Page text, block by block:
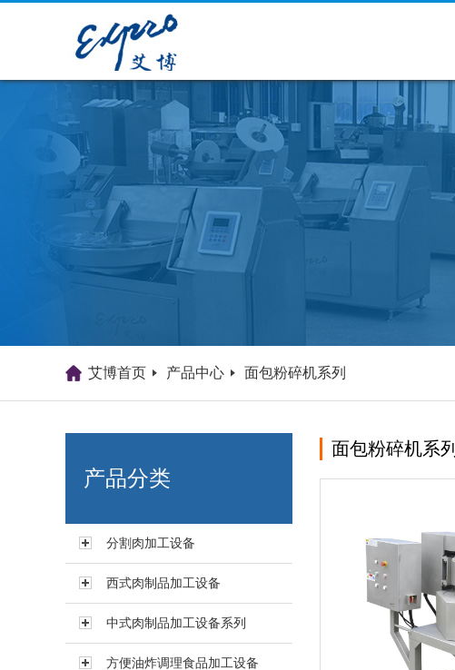
艾博肉类科技（浙江）有限
艾博首页 产品中心 面包粉碎机系列
产品分类
分割肉加工设备
西式肉制品加工设备
中式肉制品加工设备系列
方便油炸调理食品加工设备
面包粉碎机系列